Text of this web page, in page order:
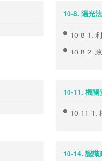
10-8. 陽光
10-8-1.
10-8-2.
10-11. 機關
10-11-1.
10-14. 認識